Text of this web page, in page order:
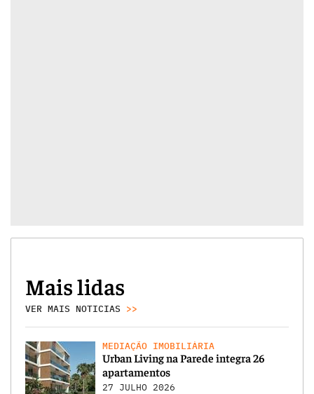
Mais lidas
VER MAIS NOTICIAS >>
MEDIAÇÃO IMOBILIÁRIA
Urban Living na Parede integra 26
apartamentos
27 JULHO 2026